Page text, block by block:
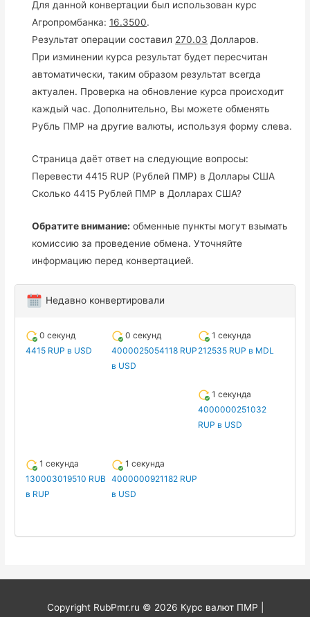
Для данной конвертации был использован курс
Агропромбанка:16.3500.
Результат операции составил 270.03 Долларов.
При изминении курса результат будет пересчитан
автоматически, таким образом результат всегда
актуален. Проверка на обновление курса происходит
каждый час. Дополнительно, Вы можете обменять
Рубль ПМР на другие валюты, используя форму слева.
Страница даёт ответ на следующие вопросы:
Перевести 4415 RUP (Рублей ПМР) в Доллары США
Сколько 4415 Рублей ПМР в Долларах США?
Обратите внимание: обменные пункты могут взымать
комиссию за проведение обмена. Уточняйте
информацию перед конвертацией.
Недавно конвертировали
0 секунд
4415 RUP в USD
0 секунд
4000025054118 RUP
в USD
1 секунда
212535 RUP в MDL
1 секунда
4000000251032
RUP в USD
1 секунда
130003019510 RUB
в RUP
1 секунда
4000000921182 RUP
в USD
Copyright RubPmr.ru © 2026 Курс валют ПМР